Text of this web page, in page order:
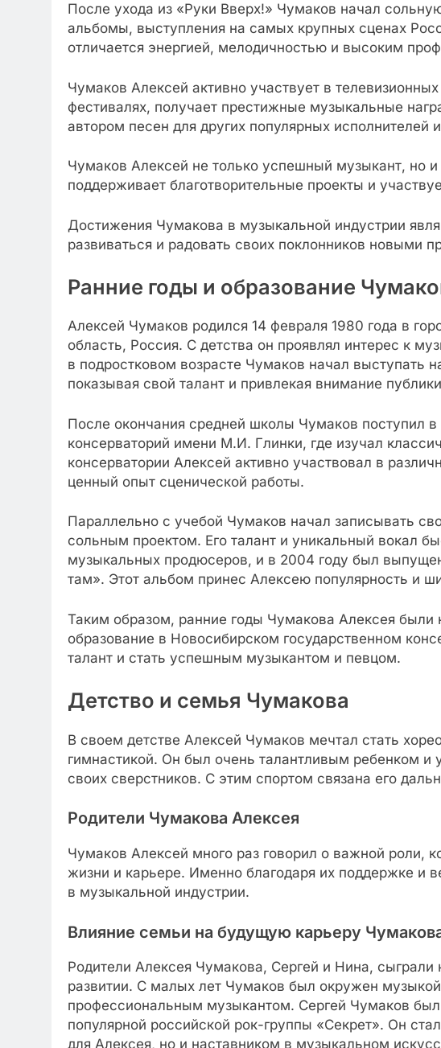
После ухода из «Руки Вверх!» Чумаков начал
альбомы, выступления на самых крупных сценах
отличается энергией, мелодичностью и высоким
Чумаков Алексей активно участвует в
фестивалях, получает престижные музыкальные
автором песен для других популярных
Чумаков Алексей не только успешный музыкант, но
поддерживает благотворительные проекты и
Достижения Чумакова в музыкальной индустрии
развиваться и радовать своих поклонников новыми
Ранние годы и образование
Алексей Чумаков родился 14 февраля 1980 года в
область, Россия. С детства он проявлял интерес к
в подростковом возрасте Чумаков начал выступать
показывая свой талант и привлекая внимание
После окончания средней школы Чумаков поступил
консерваторий имени М.И. Глинки, где изучал
консерватории Алексей активно участвовал в
ценный опыт сценической работы.
Параллельно с учебой Чумаков начал записывать
сольным проектом. Его талант и уникальный вокал
музыкальных продюсеров, и в 2004 году был
там». Этот альбом принес Алексею популярность и
Таким образом, ранние годы Чумакова Алексея
образование в Новосибирском государственном
талант и стать успешным музыкантом и певцом.
Детство и семья Чумакова
В своем детстве Алексей Чумаков мечтал стать
гимнастикой. Он был очень талантливым ребенком
своих сверстников. С этим спортом связана его
Родители Чумакова Алексея
Чумаков Алексей много раз говорил о важной роли,
жизни и карьере. Именно благодаря их поддержке и
в музыкальной индустрии.
Влияние семьи на будущую карьеру
Родители Алексея Чумакова, Сергей и Нина,
развитии. С малых лет Чумаков был окружен
профессиональным музыкантом. Сергей Чумаков
популярной российской рок-группы «Секрет». Он
для Алексея, но и наставником в музыкальном